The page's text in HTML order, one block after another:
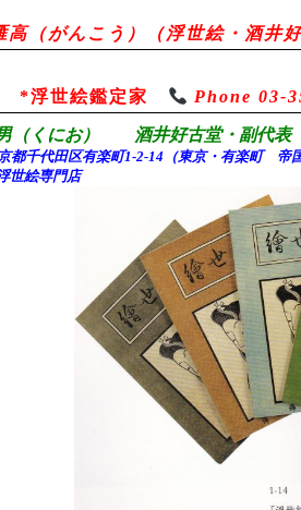
（がんこう）（浮世絵・酒井好
*浮世絵鑑定家 Phone 03-
（くにお） 酒井好古堂・副
都千代田区有楽町1-2-14（東京・有楽町 帝
世絵専門店